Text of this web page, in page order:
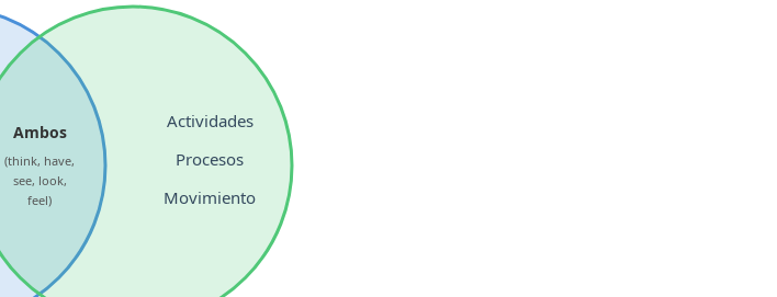
Actividades
Procesos
Movimiento
Ambos
(think, have,
see, look,
feel)